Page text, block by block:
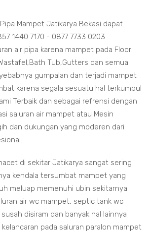
Mampet Jatikarya Bekasi dapat
1440 7170 - 0877 7733 0203
air pipa karena mampet pada Floor
Tub,Gutters dan semua
gumpalan dan terjadi mampet
karena segala sesuatu hal terkumpul
Terbaik dan sebagai refrensi dengan
saluran air mampet atau Mesin
dan dukungan yang moderen dari
di sekitar Jatikarya sangat sering
kendala tersumbat mampet yang
meluap memenuhi ubin sekitarnya
air wc mampet, septic tank wc
disiram dan banyak hal lainnya
pada saluran paralon mampet